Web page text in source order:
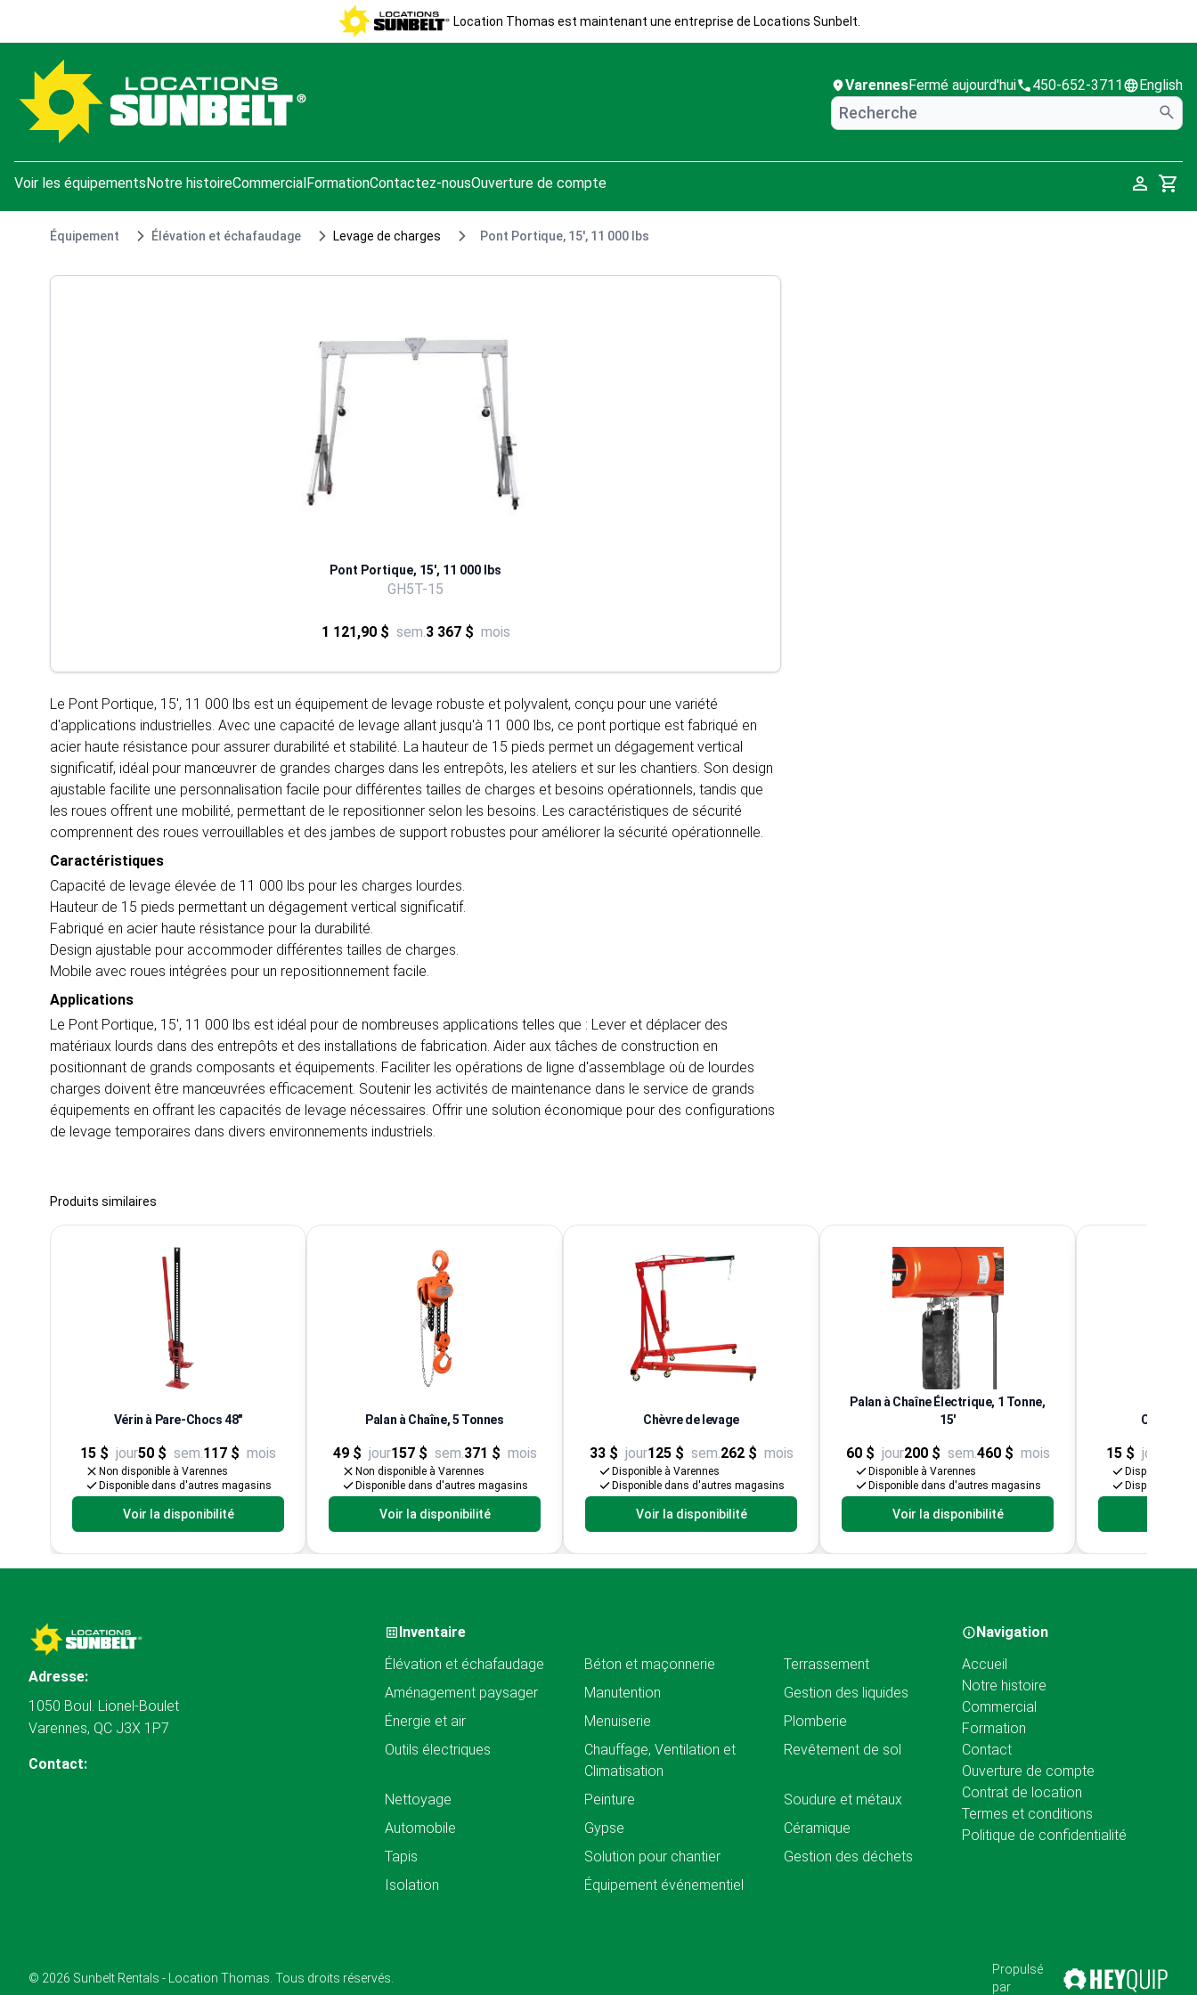
Location Thomas est maintenant une entreprise de Locations Sunbelt.
VarennesFermé aujourd'hui 450-652-3711 English
Voir les équipements Notre histoireCommercial FormationContactez-nousOuverture de compte
Cart
Équipement Élévation et échafaudage Levage de charges Pont Portique, 15', 11 000 lbs
Pont Portique, 15', 11 000 lbs
GH5T-15
1 121,90 $ sem.3 367 $ mois
Le Pont Portique, 15', 11 000 lbs est un équipement de levage robuste et polyvalent, conçu pour une variété
d'applications industrielles. Avec une capacité de levage allant jusqu'à 11 000 lbs, ce pont portique est fabriqué en
acier haute résistance pour assurer durabilité et stabilité. La hauteur de 15 pieds permet un dégagement vertical
significatif, idéal pour manœuvrer de grandes charges dans les entrepôts, les ateliers et sur les chantiers. Son design
ajustable facilite une personnalisation facile pour différentes tailles de charges et besoins opérationnels, tandis que
les roues offrent une mobilité, permettant de le repositionner selon les besoins. Les caractéristiques de sécurité
comprennent des roues verrouillables et des jambes de support robustes pour améliorer la sécurité opérationnelle.
Caractéristiques
Capacité de levage élevée de 11 000 lbs pour les charges lourdes.
Hauteur de 15 pieds permettant un dégagement vertical significatif.
Fabriqué en acier haute résistance pour la durabilité.
Design ajustable pour accommoder différentes tailles de charges.
Mobile avec roues intégrées pour un repositionnement facile.
Applications
Le Pont Portique, 15', 11 000 lbs est idéal pour de nombreuses applications telles que : Lever et déplacer des
matériaux lourds dans des entrepôts et des installations de fabrication. Aider aux tâches de construction en
positionnant de grands composants et équipements. Faciliter les opérations de ligne d'assemblage où de lourdes
charges doivent être manœuvrées efficacement. Soutenir les activités de maintenance dans le service de grands
équipements en offrant les capacités de levage nécessaires. Offrir une solution économique pour des configurations
de levage temporaires dans divers environnements industriels.
Produits similaires
Vérin à Pare-Chocs 48"
15 $ jour50 $ sem.117 $ mois
Non disponible à Varennes
Disponible dans d'autres magasins
Voir la disponibilité
Palan à Chaîne, 5 Tonnes
49 $ jour157 $ sem.371 $ mois
Non disponible à Varennes
Disponible dans d'autres magasins
Voir la disponibilité
Chèvre de levage
33 $ jour125 $ sem.262 $ mois
Disponible à Varennes
Disponible dans d'autres magasins
Voir la disponibilité
Palan à Chaîne Électrique, 1 Tonne,
15'
60 $ jour200 $ sem.460 $ mois
Disponible à Varennes
Disponible dans d'autres magasins
Voir la disponibilité
Chariot
15 $ jour
Disponible à
Disponible
Adresse:
1050 Boul. Lionel-Boulet
Varennes, QC J3X 1P7
Contact:
Inventaire
Élévation et échafaudage
Béton et maçonnerie
Terrassement
Aménagement paysager
Manutention
Gestion des liquides
Énergie et air
Menuiserie
Plomberie
Outils électriques
Chauffage, Ventilation et
Climatisation
Revêtement de sol
Nettoyage Peinture
Soudure et métaux
Automobile
Gypse
Céramique
Tapis
Solution pour chantier
Gestion des déchets
Isolation
Équipement événementiel
Navigation
Accueil
Notre histoire
Commercial
Formation
Contact
Ouverture de compte
Contrat de location
Termes et conditions
Politique de confidentialité
© 2026 Sunbelt Rentals - Location Thomas. Tous droits réservés.
Propulsé
par